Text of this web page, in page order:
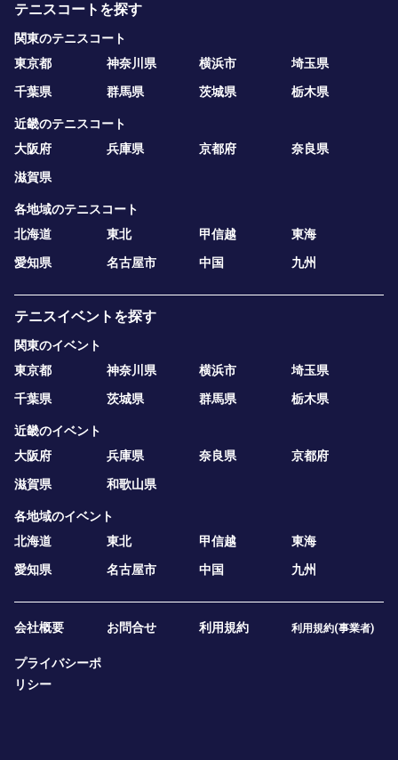
テニスコートを探す
関東のテニスコート
東京都
神奈川県 横浜市
埼玉県
千葉県
群馬県 茨城県 栃木県
近畿のテニスコート
大阪府
兵庫県 京都府
奈良県
滋賀県
各地域のテニスコート
北海道
東北 甲信越
東海
愛知県
名古屋市 中国 九州
テニスイベントを探す
関東のイベント
東京都
神奈川県 横浜市
埼玉県
千葉県
茨城県 群馬県 栃木県
近畿のイベント
大阪府
兵庫県 奈良県
京都府
滋賀県
和歌山県
各地域のイベント
北海道
東北 甲信越
東海
愛知県
名古屋市 中国 九州
会社概要 お問合せ 利用規約 利用規約(事業者)
プライバシーポ
リシー